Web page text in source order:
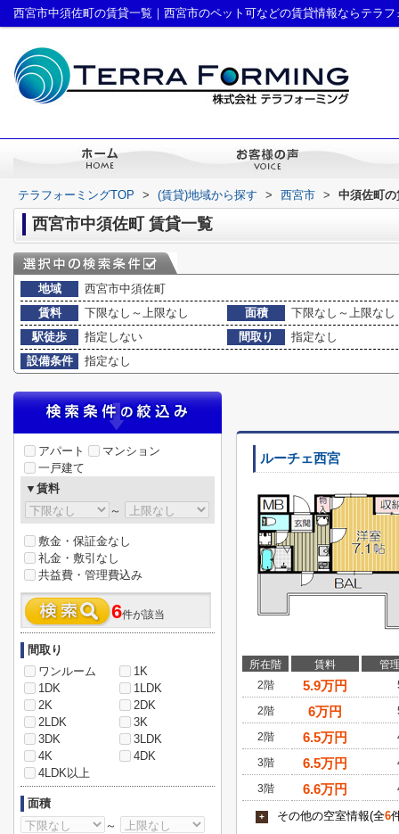
西宮市中須佐町の賃貸一覧｜西宮市のペット可などの賃貸情報ならテラフ
テラフォーミングTOP > (賃貸)地域から探す > 西宮市 > 中須佐町の
西宮市中須佐町 賃貸一覧
地域
西宮市中須佐町
賃料
下限なし～上限なし 面積
下限なし～上限なし
駅徒歩
指定しない 間取り
指定なし
設備条件
指定なし
ルーチェ西宮
所在階 賃料
管
2階
5.9万円
2階 6万円
2階 6.5万円
3階 6.5万円
3階 6.6万円
+ その他の空室情報(全6
アパート
マンション
一戸建て
▼賃料
～
敷金・保証金なし
礼金・敷引なし
共益費・管理費込み
6件が該当
間取り
ワンルーム
1K
1DK
1LDK
2K
2DK
2LDK
3K
3DK
3LDK
4K
4DK
4LDK以上
面積
～